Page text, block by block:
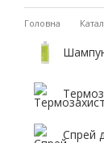
Головна
Спрей